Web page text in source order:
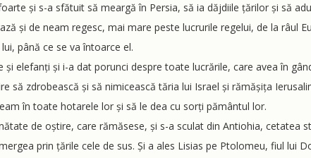
și s-a sfătuit să meargă în Persia, să ia dăjdiile țărilor și să
și de neam regesc, mai mare peste lucrurile regelui, de la râul
până ce se va întoarce el.
elefanți și i-a dat porunci despre toate lucrările, care avea în
să zdrobească și să nimicească tăria lui Israel și rămășița
în toate hotarele lor și să le dea cu sorți pământul lor.
de oștire, care rămăsese, și s-a sculat din Antiohia, cetatea
prin țările cele de sus. Și a ales Lisias pe Ptolomeu, fiul lui